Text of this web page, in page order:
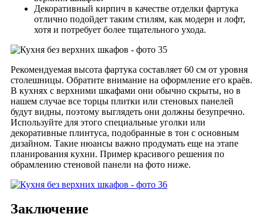
Декоративный кирпич в качестве отделки фартука
отлично подойдет таким стилям, как модерн и лофт,
хотя и потребует более тщательного ухода.
Рекомендуемая высота фартука составляет 60 см от уровня
столешницы. Обратите внимание на оформление его краёв.
В кухнях с верхними шкафами они обычно скрыты, но в
нашем случае все торцы плитки или стеновых панелей
будут видны, поэтому выглядеть они должны безупречно.
Используйте для этого специальные уголки или
декоративные плинтуса, подобранные в тон с основным
дизайном. Такие нюансы важно продумать еще на этапе
планирования кухни. Пример красивого решения по
обрамлению стеновой панели на фото ниже.
Заключение